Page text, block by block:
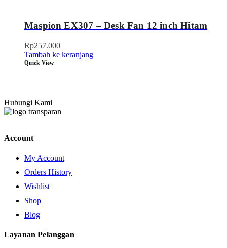
Maspion EX307 – Desk Fan 12 inch Hitam
Rp257.000
Tambah ke keranjang
Quick View
Hubungi Kami
Account
My Account
Orders History
Wishlist
Shop
Blog
Layanan Pelanggan